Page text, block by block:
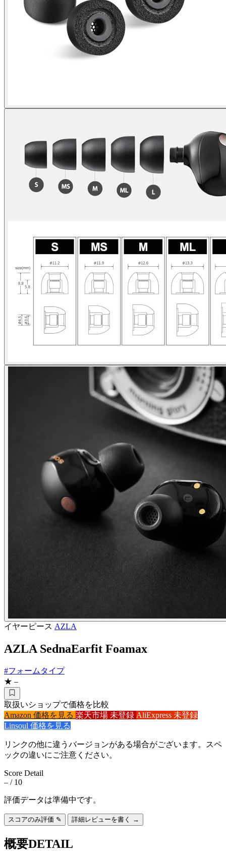
イヤーピース AZLA
AZLA SednaEarfit Foamax
#フォームタイプ
★ –
取扱いショップで価格を比較
Amazon 価格を見る 楽天市場 未登録 AliExpress 未登録
Linsoul 価格を見る
リンクの他に違うバージョンがある場合がございます。スペ
ックの違いにご注意ください。
Score Detail
– / 10
評価データは準備中です。
スコアのみ評価 ✎ 詳細レビューを書く →
概要DETAIL